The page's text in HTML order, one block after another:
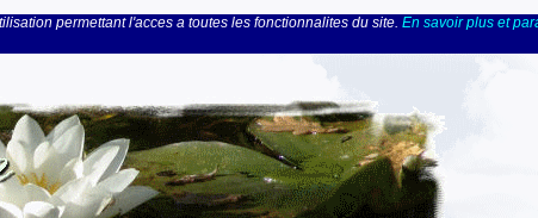
permettant l'acces a toutes les fonctionnalites du site. En savoir plus et